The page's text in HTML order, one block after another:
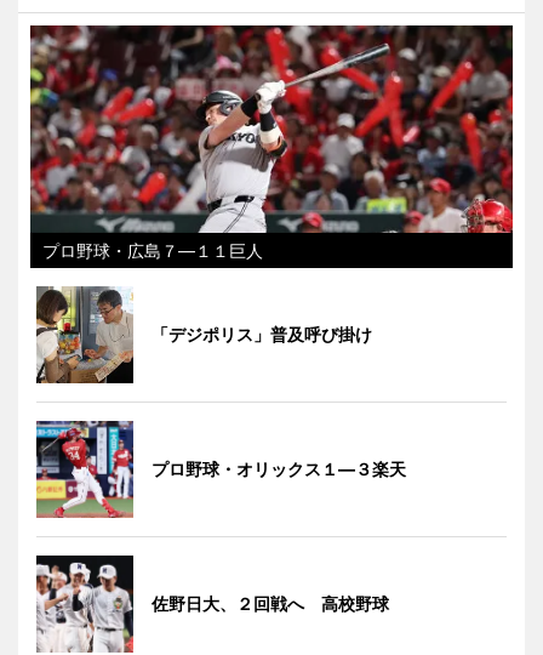
プロ野球・広島７―１１巨人
「デジポリス」普及呼び掛け
プロ野球・オリックス１―３楽天
佐野日大、２回戦へ 高校野球